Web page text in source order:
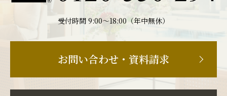
受付時間 9:00〜18:00（年中無休）
お問い合わせ・資料請求